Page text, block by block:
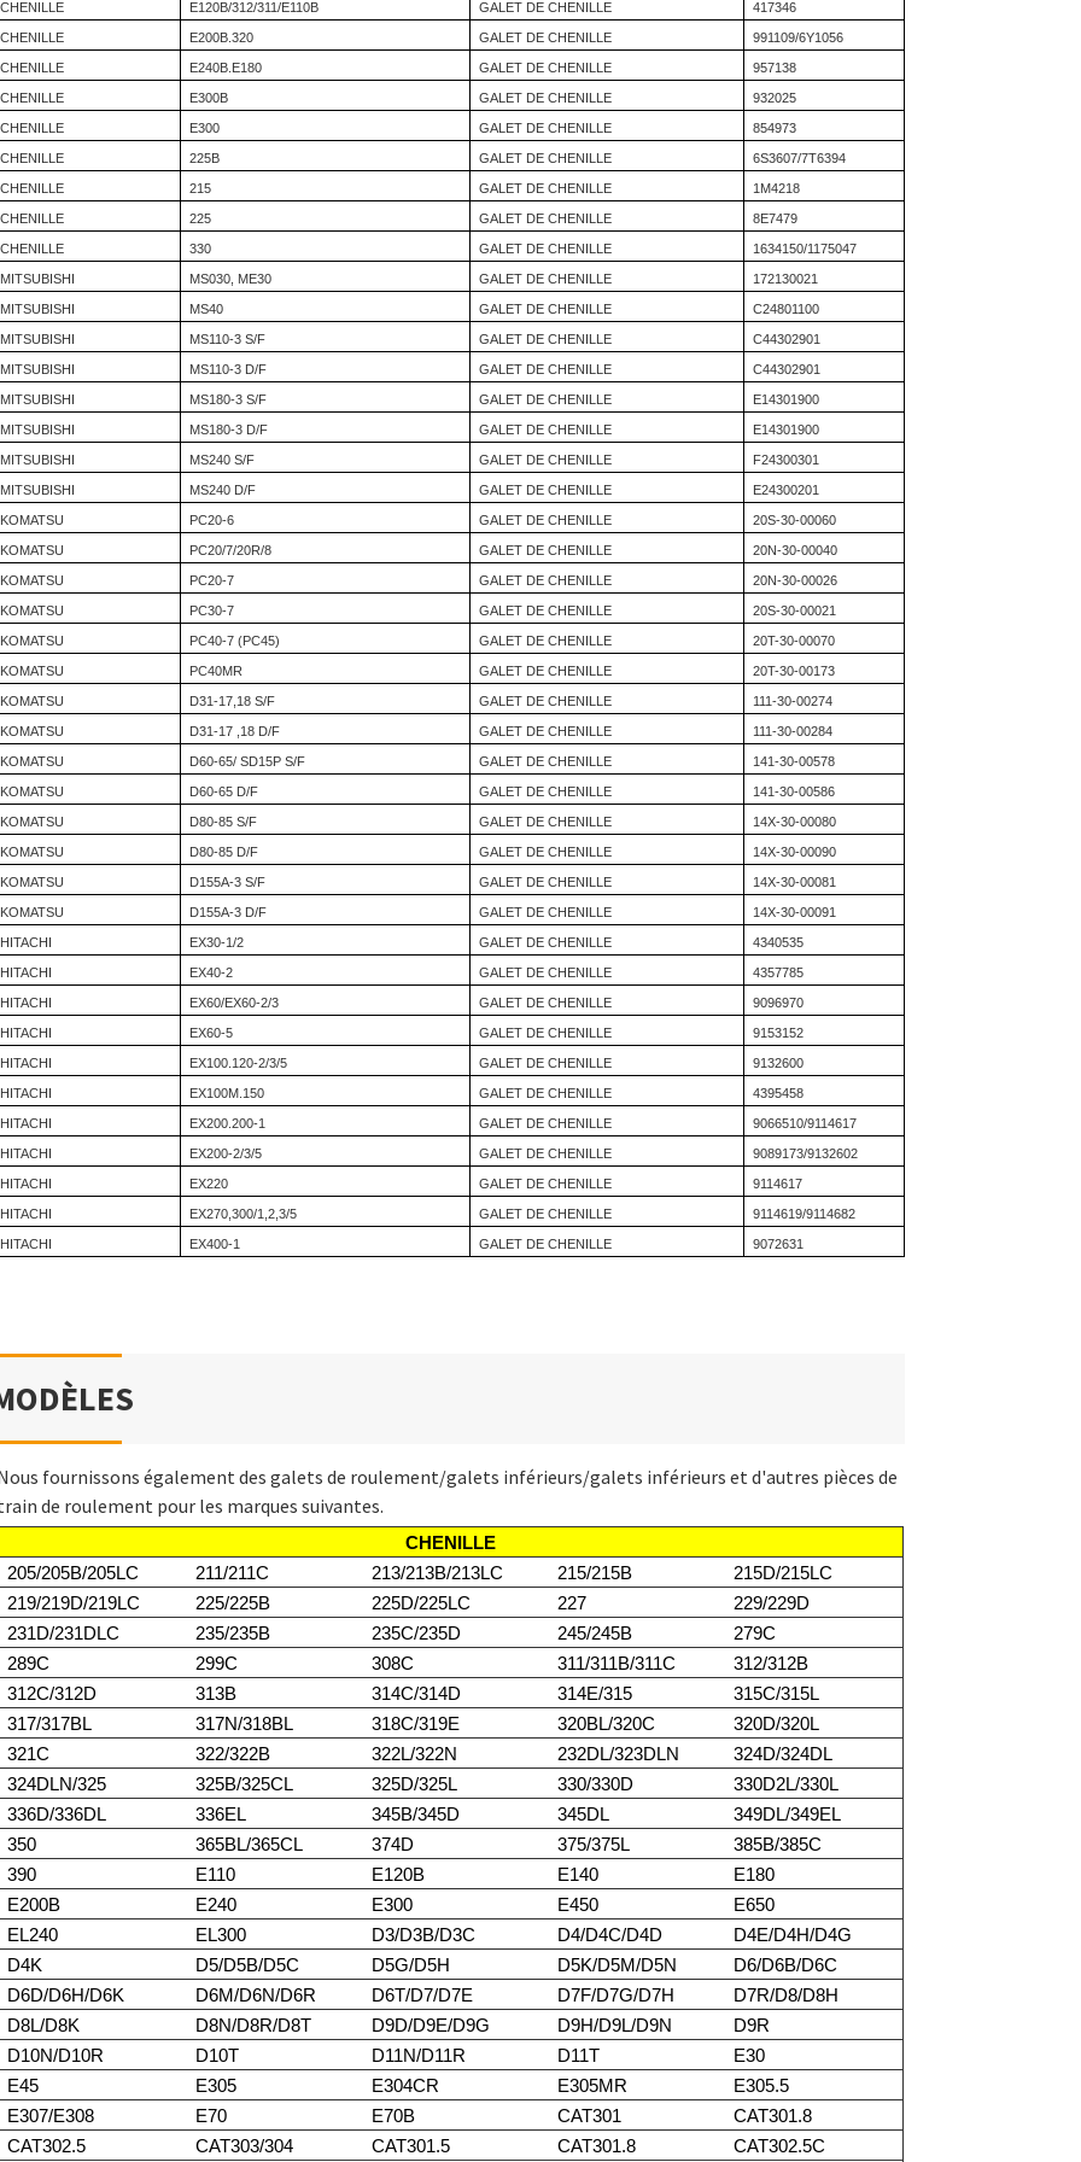
CHENILLE E120B/312/311/E110B GALET DE CHENILLE 417346
CHENILLE E200B.320 GALET DE CHENILLE 991109/6Y1056
CHENILLE E240B.E180 GALET DE CHENILLE 957138
CHENILLE E300B GALET DE CHENILLE 932025
CHENILLE E300 GALET DE CHENILLE 854973
CHENILLE 225B GALET DE CHENILLE 6S3607/7T6394
CHENILLE 215 GALET DE CHENILLE 1M4218
CHENILLE 225 GALET DE CHENILLE 8E7479
CHENILLE 330 GALET DE CHENILLE 1634150/1175047
MITSUBISHI MS030, ME30 GALET DE CHENILLE 172130021
MITSUBISHI MS40 GALET DE CHENILLE C24801100
MITSUBISHI MS110-3 S/F GALET DE CHENILLE C44302901
MITSUBISHI MS110-3 D/F GALET DE CHENILLE C44302901
MITSUBISHI MS180-3 S/F GALET DE CHENILLE E14301900
MITSUBISHI MS180-3 D/F GALET DE CHENILLE E14301900
MITSUBISHI MS240 S/F GALET DE CHENILLE F24300301
MITSUBISHI MS240 D/F GALET DE CHENILLE E24300201
KOMATSU PC20-6 GALET DE CHENILLE 20S-30-00060
KOMATSU PC20/7/20R/8 GALET DE CHENILLE 20N-30-00040
KOMATSU PC20-7 GALET DE CHENILLE 20N-30-00026
KOMATSU PC30-7 GALET DE CHENILLE 20S-30-00021
KOMATSU PC40-7 (PC45) GALET DE CHENILLE 20T-30-00070
KOMATSU PC40MR GALET DE CHENILLE 20T-30-00173
KOMATSU D31-17,18 S/F GALET DE CHENILLE 111-30-00274
KOMATSU D31-17 ,18 D/F GALET DE CHENILLE 111-30-00284
KOMATSU D60-65/ SD15P S/F GALET DE CHENILLE 141-30-00578
KOMATSU D60-65 D/F GALET DE CHENILLE 141-30-00586
KOMATSU D80-85 S/F GALET DE CHENILLE 14X-30-00080
KOMATSU D80-85 D/F GALET DE CHENILLE 14X-30-00090
KOMATSU D155A-3 S/F GALET DE CHENILLE 14X-30-00081
KOMATSU D155A-3 D/F GALET DE CHENILLE 14X-30-00091
HITACHI EX30-1/2 GALET DE CHENILLE 4340535
HITACHI EX40-2 GALET DE CHENILLE 4357785
HITACHI EX60/EX60-2/3 GALET DE CHENILLE 9096970
HITACHI EX60-5 GALET DE CHENILLE 9153152
HITACHI EX100.120-2/3/5 GALET DE CHENILLE 9132600
HITACHI EX100M.150 GALET DE CHENILLE 4395458
HITACHI EX200.200-1 GALET DE CHENILLE 9066510/9114617
HITACHI EX200-2/3/5 GALET DE CHENILLE 9089173/9132602
HITACHI EX220 GALET DE CHENILLE 9114617
HITACHI EX270,300/1,2,3/5 GALET DE CHENILLE 9114619/9114682
HITACHI EX400-1 GALET DE CHENILLE 9072631
fournissons également des galets de roulement/galets inférieurs/galets inférieurs et d'autres pièces de
de roulement pour les marques suivantes.
CHENILLE
205/205B/205LC
211/211C 213/213B/213LC 215/215B
215D/215LC
219/219D/219LC
225/225B 225D/225LC 227
229/229D
231D/231DLC
235/235B 235C/235D 245/245B
279C
289C
299C 308C 311/311B/311C
312/312B
312C/312D
313B 314C/314D 314E/315
315C/315L
317/317BL
317N/318BL 318C/319E 320BL/320C
320D/320L
321C
322/322B 322L/322N 232DL/323DLN
324D/324DL
324DLN/325
325B/325CL 325D/325L 330/330D
330D2L/330L
336D/336DL
336EL 345B/345D 345DL
349DL/349EL
350
365BL/365CL 374D 375/375L
385B/385C
390
E110 E120B E140
E180
E200B
E240 E300 E450
E650
EL240
EL300 D3/D3B/D3C D4/D4C/D4D
D4E/D4H/D4G
D4K
D5/D5B/D5C D5G/D5H D5K/D5M/D5N
D6/D6B/D6C
D6D/D6H/D6K
D6M/D6N/D6R D6T/D7/D7E D7F/D7G/D7H
D7R/D8/D8H
D8L/D8K
D8N/D8R/D8T D9D/D9E/D9G D9H/D9L/D9N
D9R
D10N/D10R
D10T D11N/D11R D11T
E30
E45
E305 E304CR E305MR
E305.5
E307/E308
E70 E70B CAT301
CAT301.8
CAT302.5
CAT303/304 CAT301.5 CAT301.8 CAT302.5C